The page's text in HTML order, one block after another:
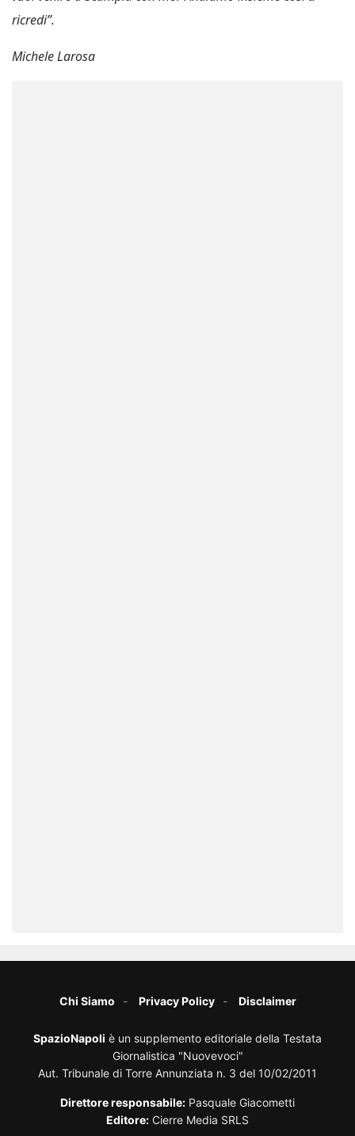
ricredi”.
Michele Larosa
Chi Siamo Privacy Policy Disclaimer
SpazioNapoli è un supplemento editoriale della Testata
Giornalistica "Nuovevoci"
Aut. Tribunale di Torre Annunziata n. 3 del 10/02/2011
Direttore responsabile: Pasquale Giacometti
Editore: Cierre Media SRLS